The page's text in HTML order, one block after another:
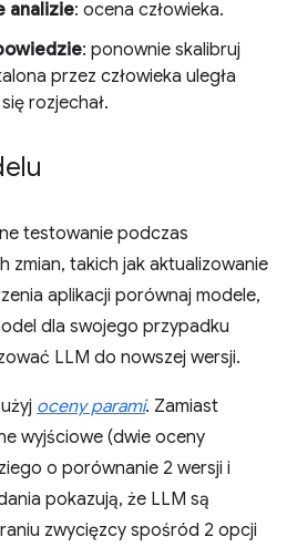
analizie: ocena człowieka.
: ponownie skalibruj
przez człowieka uległa
rozjechał.
testowanie podczas
zmian, takich jak aktualizowanie
aplikacji porównaj modele,
dla swojego przypadku
LLM do nowszej wersji.
oceny parami. Zamiast
wyjściowe (dwie oceny
o porównanie 2 wersji i
pokazują, że LLM są
zwycięzcy spośród 2 opcji